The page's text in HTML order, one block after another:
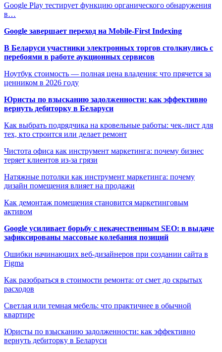
Google Play тестирует функцию органического обнаружения
в…
Google завершает переход на Mobile-First Indexing
В Беларуси участники электронных торгов столкнулись с
перебоями в работе аукционных сервисов
Ноутбук стоимость — полная цена владения: что прячется за
ценником в 2026 году
Юристы по взысканию задолженности: как эффективно
вернуть дебиторку в Беларуси
Как выбрать подрядчика на кровельные работы: чек-лист для
тех, кто строится или делает ремонт
Чистота офиса как инструмент маркетинга: почему бизнес
теряет клиентов из-за грязи
Натяжные потолки как инструмент маркетинга: почему
дизайн помещения влияет на продажи
Как демонтаж помещения становится маркетинговым
активом
Google усиливает борьбу с некачественным SEO: в выдаче
зафиксированы массовые колебания позиций
Ошибки начинающих веб-дизайнеров при создании сайта в
Figma
Как разобраться в стоимости ремонта: от смет до скрытых
расходов
Светлая или темная мебель: что практичнее в обычной
квартире
Юристы по взысканию задолженности: как эффективно
вернуть дебиторку в Беларуси